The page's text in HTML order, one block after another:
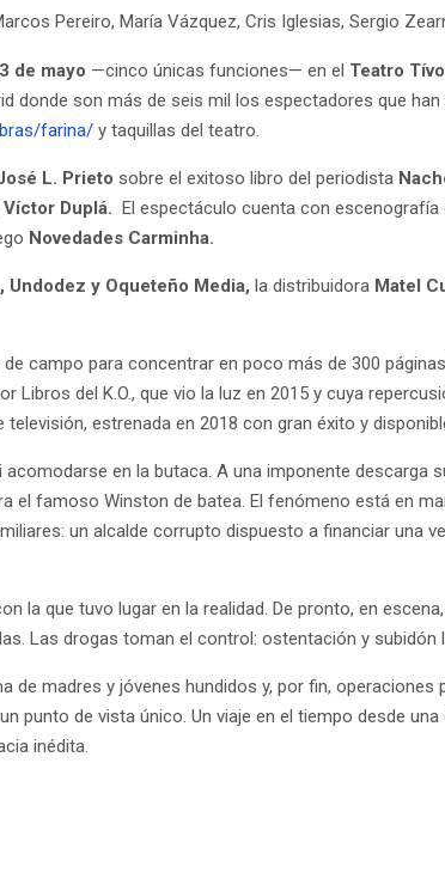
Pereiro, María Vázquez, Cris Iglesias, Sergio
de mayo —cinco únicas funciones— en el Teatro
donde son más de seis mil los espectadores que
farina/ y taquillas del teatro.
L. Prieto sobre el exitoso libro del periodista
Duplá. El espectáculo cuenta con escenografía
Novedades Carminha.
y Oqueteño Media, la distribuidora Matel
campo para concentrar en poco más de 300
del K.O., que vio la luz en 2015 y cuya
estrenada en 2018 con gran éxito y
acomodarse en la butaca. A una imponente descarga
famoso Winston de batea. El fenómeno está en
un alcalde corrupto dispuesto a financiar una
la que tuvo lugar en la realidad. De pronto, en
Las drogas toman el control: ostentación y subidón
de madres y jóvenes hundidos y, por fin,
punto de vista único. Un viaje en el tiempo desde
inédita.